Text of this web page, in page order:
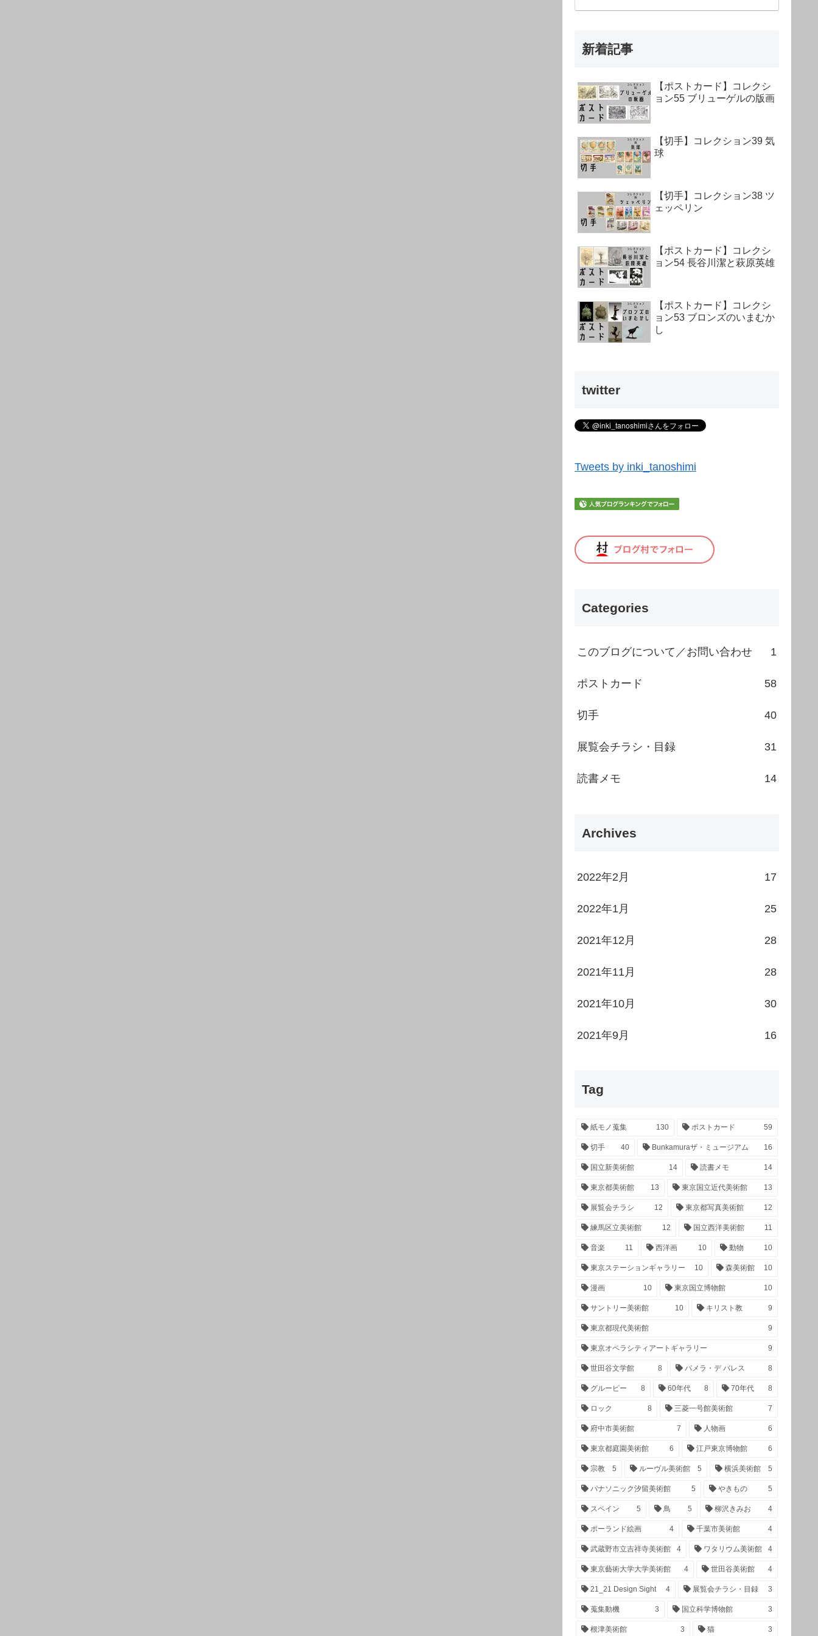
新着記事
【ポストカード】コレクシ
ョン55 ブリューゲルの版画
【切手】コレクション39 気
球
【切手】コレクション38 ツ
ェッペリン
【ポストカード】コレクシ
ョン54 長谷川潔と萩原英雄
【ポストカード】コレクシ
ョン53 ブロンズのいまむか
し
twitter
Tweets by inki_tanoshimi
Categories
このブログについて／お問い合わせ 1
ポストカード 58
切手 40
展覧会チラシ・目録 31
読書メモ 14
Archives
2022年2月 17
2022年1月 25
2021年12月 28
2021年11月 28
2021年10月 30
2021年9月 16
Tag
紙モノ蒐集 130 ポストカード 59
切手 40 Bunkamuraザ・ミュージアム 16
国立新美術館 14 読書メモ 14
東京都美術館 13 東京国立近代美術館 13
展覧会チラシ 12 東京都写真美術館 12
練馬区立美術館 12 国立西洋美術館 11
音楽 11 西洋画 10 動物 10
東京ステーションギャラリー 10 森美術館 10
漫画 10 東京国立博物館 10
サントリー美術館 10 キリスト教 9
東京都現代美術館 9
東京オペラシティアートギャラリー 9
世田谷文学館 8 パメラ・デ バレス 8
グルーピー 8 60年代 8 70年代 8
ロック 8 三菱一号館美術館 7
府中市美術館 7 人物画 6
東京都庭園美術館 6 江戸東京博物館 6
宗教 5 ルーヴル美術館 5 横浜美術館 5
パナソニック汐留美術館 5 やきもの 5
スペイン 5 鳥 5 柳沢きみお 4
ポーランド絵画 4 千葉市美術館 4
武蔵野市立吉祥寺美術館 4 ワタリウム美術館 4
東京藝術大学大学美術館 4 世田谷美術館 4
21_21 Design Sight 4 展覧会チラシ・目録 3
蒐集動機 3 国立科学博物館 3
根津美術館 3 猫 3